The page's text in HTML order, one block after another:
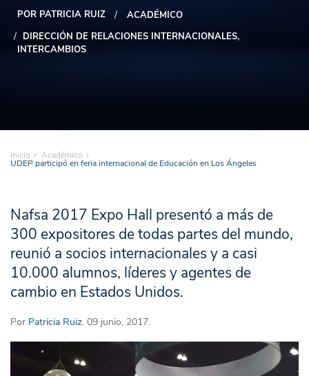
POR PATRICIA RUIZ
ACADÉMICO
DIRECCIÓN DE RELACIONES INTERNACIONALES
INTERCAMBIOS
Inicio Académico
UDEP participó en feria internacional de Educación en Los Ángeles
Nafsa 2017 Expo Hall presentó a más de
300 expositores de todas partes del mundo,
reunió a socios internacionales y a casi
10.000 alumnos, líderes y agentes de
cambio en Estados Unidos.
Por Patricia Ruiz. 09 junio, 2017.